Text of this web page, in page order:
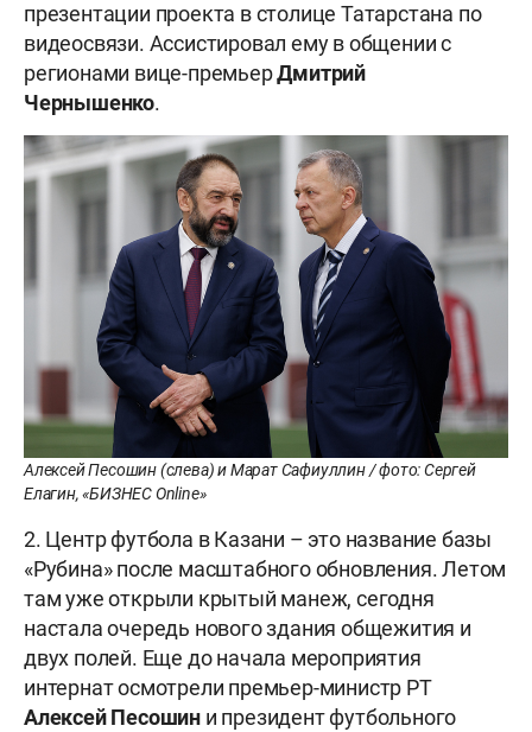
презентации проекта в столице Татарстана по
видеосвязи. Ассистировал ему в общении с
регионами вице-премьерДмитрий
Чернышенко.
Алексей Песошин (слева) и Марат Сафиуллин / фото: Сергей
Елагин, «БИЗНЕС Online»
2. Центр футбола в Казани – это название базы
«Рубина» после масштабного обновления. Летом
там уже открыли крытый манеж, сегодня
настала очередь нового здания общежития и
двух полей. Еще до начала мероприятия
интернат осмотрели премьер-министр РТ
Алексей Песошин и президент футбольного